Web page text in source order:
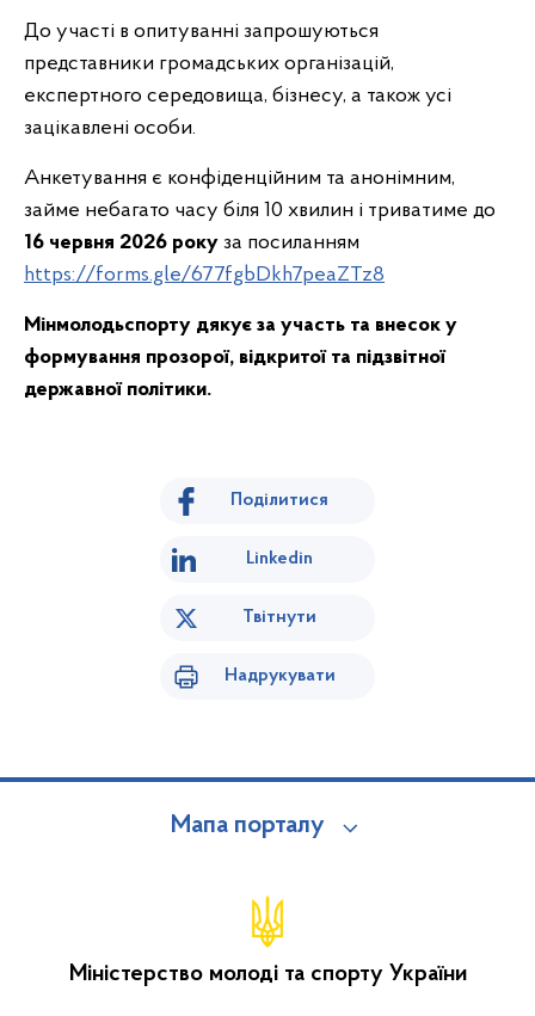
До участі в опитуванні запрошуються
представники громадських організацій,
експертного середовища, бізнесу, а також усі
зацікавлені особи.
Анкетування є конфіденційним та анонімним,
займе небагато часу біля 10 хвилин і триватиме до
16 червня 2026 року за посиланням
https://forms.gle/677fgbDkh7peaZTz8
Мінмолодьспорту дякує за участь та внесок у
формування прозорої, відкритої та підзвітної
державної політики.
Поділитися
Linkedin
Твітнути
Надрукувати
Мапа порталу
Міністерство молоді та спорту України